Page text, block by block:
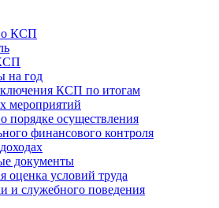
о КСП
на год
КСП по итогам
мероприятий
порядке осуществления
финансового контроля
документы
оценка условий труда
и служебного поведения